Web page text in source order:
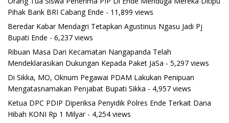
Pihak Bank BRI Cabang Ende - 11,899 views
Beredar Kabar Mendagri Tetapkan Agustinus Ngasu Jadi Pj
Bupati Ende - 6,237 views
Ribuan Masa Dari Kecamatan Nangapanda Telah
Mendeklarasikan Dukungan Kepada Paket JaSa - 5,297 views
Di Sikka, MO, Oknum Pegawai PDAM Lakukan Penipuan
Mengatasnamakan Penjabat Bupati Sikka - 4,957 views
Ketua DPC PDIP Diperiksa Penyidik Polres Ende Terkait Dana
Hibah KONI Rp 1 Milyar- 4,254 views